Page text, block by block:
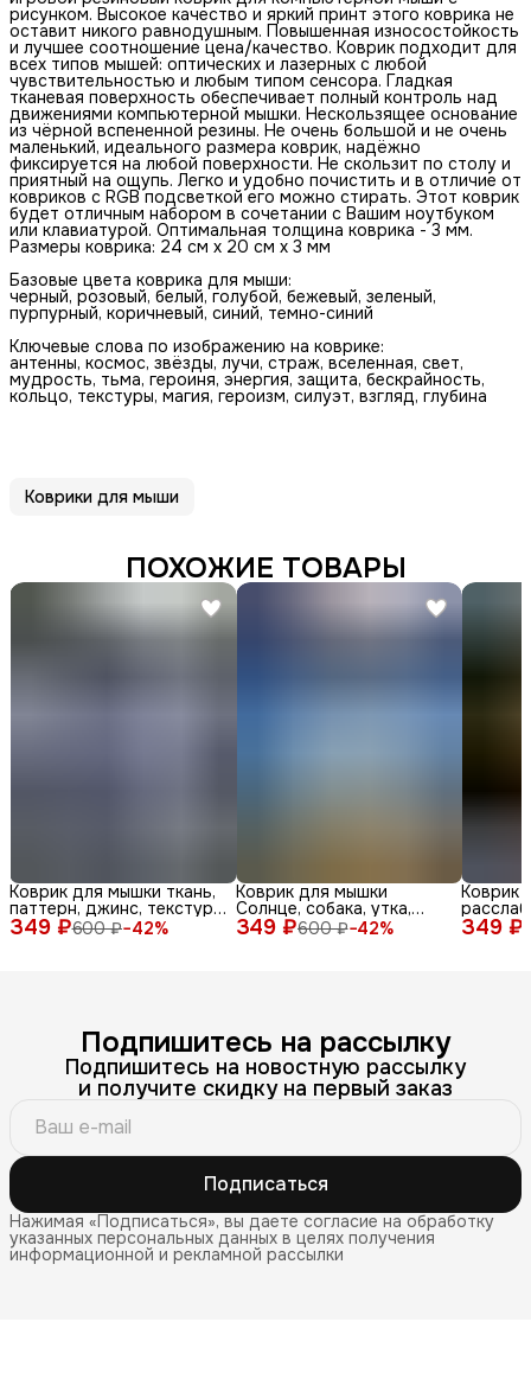
рисунком. Высокое качество и яркий принт этого коврика не
оставит никого равнодушным. Повышенная износостойкость
и лучшее соотношение цена/качество. Коврик подходит для
всех типов мышей: оптических и лазерных с любой
чувствительностью и любым типом сенсора. Гладкая
тканевая поверхность обеспечивает полный контроль над
движениями компьютерной мышки. Нескользящее основание
из чёрной вспененной резины. Не очень большой и не очень
маленький, идеального размера коврик, надёжно
фиксируется на любой поверхности. Не скользит по столу и
приятный на ощупь. Легко и удобно почистить и в отличие от
ковриков с RGB подсветкой его можно стирать. Этот коврик
будет отличным набором в сочетании с Вашим ноутбуком
или клавиатурой. Оптимальная толщина коврика - 3 мм.
Размеры коврика: 24 см x 20 см x 3 мм
Базовые цвета коврика для мыши:
черный, розовый, белый, голубой, бежевый, зеленый,
пурпурный, коричневый, синий, темно-синий
Ключевые слова по изображению на коврике:
антенны, космос, звёзды, лучи, страж, вселенная, свет,
мудрость, тьма, героиня, энергия, защита, бескрайность,
кольцо, текстуры, магия, героизм, силуэт, взгляд, глубина
Коврики для мыши
ПОХОЖИЕ ТОВАРЫ
349 ₽600 ₽−42%
Коврик для мышки ткань,
паттерн, джинс, текстура,
синий, бел 349 ₽600 ₽−42%
Коврик для мышки
Солнце, собака, утка,
очки, море, доска, ле 349 ₽
Коврик
Подпишитесь на рассылку
Подпишитесь на новостную рассылку
и получите скидку на первый заказ
Подписаться
Нажимая «Подписаться», вы даете согласие на обработку
указанных персональных данных в целях получения
информационной и рекламной рассылки